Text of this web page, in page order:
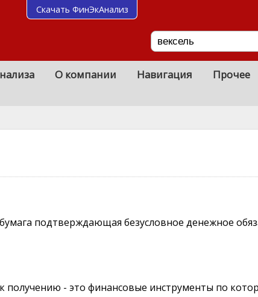
О компании Навигация Прочее
подтверждающая безусловное денежное
к получению - это финансовые инструменты по
Скачать ФинЭкАнализ